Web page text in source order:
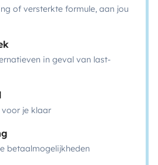
of versterkte formule, aan jou
in geval van last-
je klaar
betaalmogelijkheden